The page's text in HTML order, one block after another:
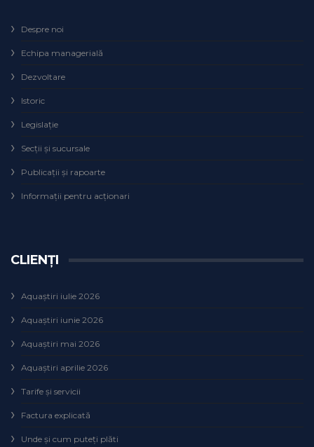
Despre noi
Echipa managerială
Dezvoltare
Istoric
Legislaţie
Secţii şi sucursale
Publicații și rapoarte
Informații pentru acționari
CLIENȚI
Aquaștiri iulie 2026
Aquaștiri iunie 2026
Aquaștiri mai 2026
Aquaștiri aprilie 2026
Tarife și servicii
Factura explicată
Unde și cum puteţi plăti